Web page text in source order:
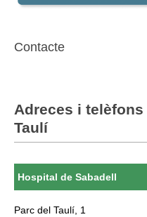
Contacte
Adreces i
Taulí
Hospital de Sabadell
Parc del Taulí, 1